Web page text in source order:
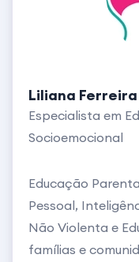
Liliana
Especialista em
Socioemocional
Educação
Pessoal,
Não Violenta e
famílias e